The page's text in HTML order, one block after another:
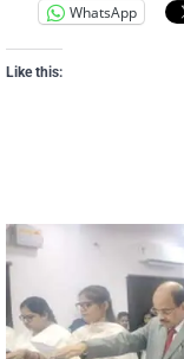
WhatsApp
Like this: